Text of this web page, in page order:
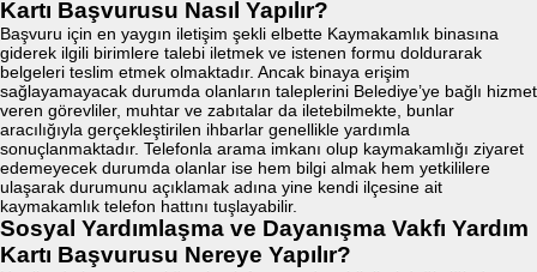
Kartı Başvurusu Nasıl Yapılır?
Başvuru için en yaygın iletişim şekli elbette Kaymakamlık binasına
giderek ilgili birimlere talebi iletmek ve istenen formu doldurarak
belgeleri teslim etmek olmaktadır. Ancak binaya erişim
sağlayamayacak durumda olanların taleplerini Belediye’ye bağlı hizmet
veren görevliler, muhtar ve zabıtalar da iletebilmekte, bunlar
aracılığıyla gerçekleştirilen ihbarlar genellikle yardımla
sonuçlanmaktadır. Telefonla arama imkanı olup kaymakamlığı ziyaret
edemeyecek durumda olanlar ise hem bilgi almak hem yetkililere
ulaşarak durumunu açıklamak adına yine kendi ilçesine ait
kaymakamlık telefon hattını tuşlayabilir.
Sosyal Yardımlaşma ve Dayanışma Vakfı Yardım
Kartı Başvurusu Nereye Yapılır?